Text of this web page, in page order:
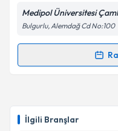
İlgili Branşlar
Kişisel
Metni'ni
kapsamda
Medipol Üniversitesi
Bulgurlu, Alemdağ Cd No:100
Randevu
takvim